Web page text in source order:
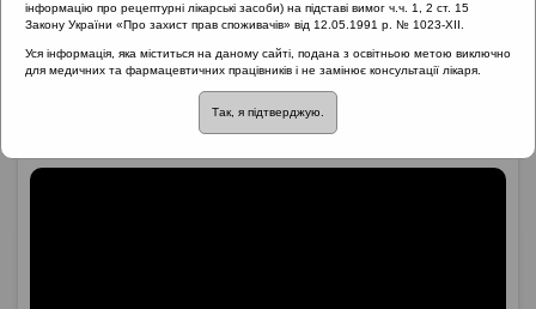
Необхідність
проведення
парацентезу
інформацію про рецептурні лікарські засоби) на підставі вимог ч.ч. 1, 2 ст. 15
Закону України «Про захист прав споживачів» від 12.05.1991 р. № 1023-XII.
Уся інформація, яка міститься на даному сайті, подана з освітньою метою виключно
для медичних та фармацевтичних працівників і не замінює консультації лікаря.
Так, я підтверджую.